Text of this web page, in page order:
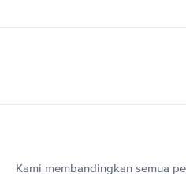
Kami membandingkan semua